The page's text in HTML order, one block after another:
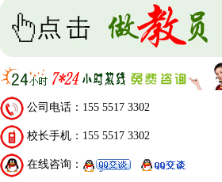
公司电话：155 5517 3302
校长手机：155 5517 3302
在线咨询：